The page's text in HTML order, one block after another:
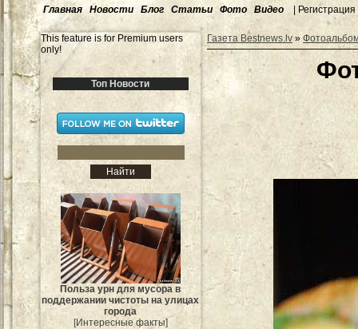
Главная Новости Блог Статьи Фото Видео | Регистрация
This feature is for Premium users
only!
Топ Новости
Польза урн для мусора в
поддержании чистоты на улицах
города
[Интересные факты]
Газета Bestnews.lv»